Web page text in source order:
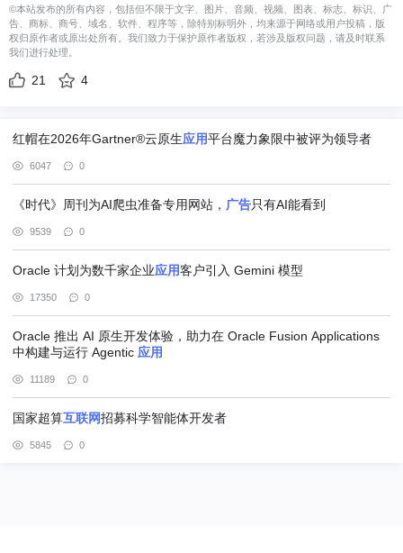
©本站发布的所有内容，包括但不限于文字、图片、音频、视频、图表、标志、标识、广
告、商标、商号、域名、软件、程序等，除特别标明外，均来源于网络或用户投稿，版
权归原作者或原出处所有。我们致力于保护原作者版权，若涉及版权问题，请及时联系
我们进行处理。
21 4
红帽在2026年Gartner®云原生应用平台魔力象限中被评为领导者
6047 0
《时代》周刊为AI爬虫准备专用网站， 广告只有AI能看到
9539 0
Oracle 计划为数千家企业应用客户引入 Gemini 模型
17350 0
Oracle 推出 AI 原生开发体验，助力在 Oracle Fusion Applications
中构建与运行 Agentic 应用
11189 0
国家超算互联网招募科学智能体开发者
5845 0